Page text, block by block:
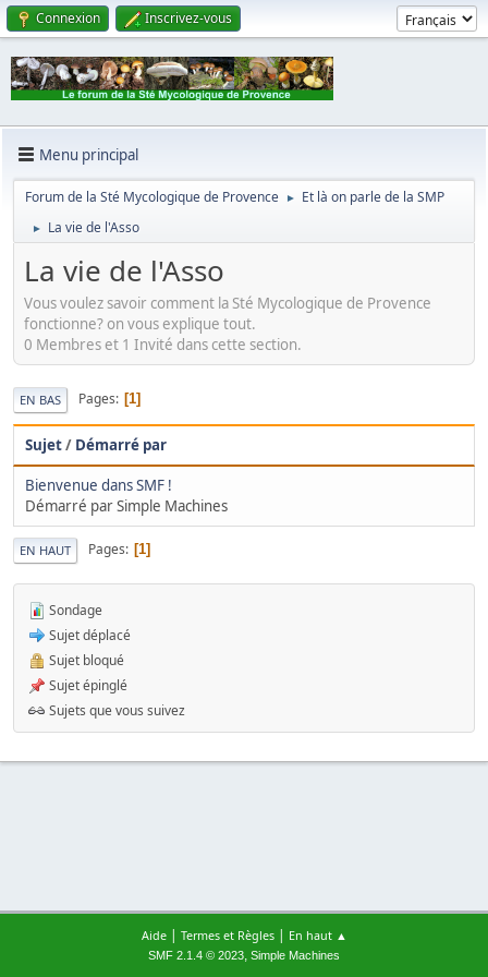
Connexion Inscrivez-vous
Menu principal
Forum de la Sté Mycologique de Provence ► Et là on parle de la SMP
► La vie de l'Asso
La vie de l'Asso
Vous voulez savoir comment la Sté Mycologique de Provence
fonctionne? on vous explique tout.
0 Membres et 1 Invité dans cette section.
EN BAS Pages 1
Sujet/ Démarré par
Bienvenue dans SMF !
Démarré par Simple Machines
EN HAUT Pages 1
Sondage
Sujet déplacé
Sujet bloqué
Sujet épinglé
Sujets que vous suivez
Aide| Termes et Règles| En haut ▲
SMF 2.1.4 © 2023, Simple Machines